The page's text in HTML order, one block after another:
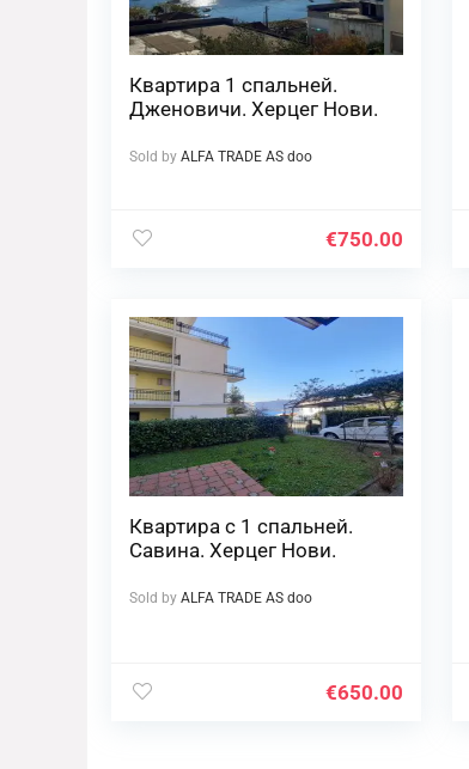
Квартира 1 спальней.
Дженовичи. Херцег Нови.
Sold by ALFA TRADE AS doo
€750.00
Квартира с 1 спальней.
Савина. Херцег Нови.
Sold by ALFA TRADE AS doo
€650.00